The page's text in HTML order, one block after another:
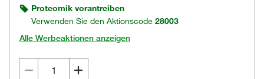
Proteomik vorantreiben
Verwenden Sie den Aktionscode 28003
Alle Werbeaktionen anzeigen